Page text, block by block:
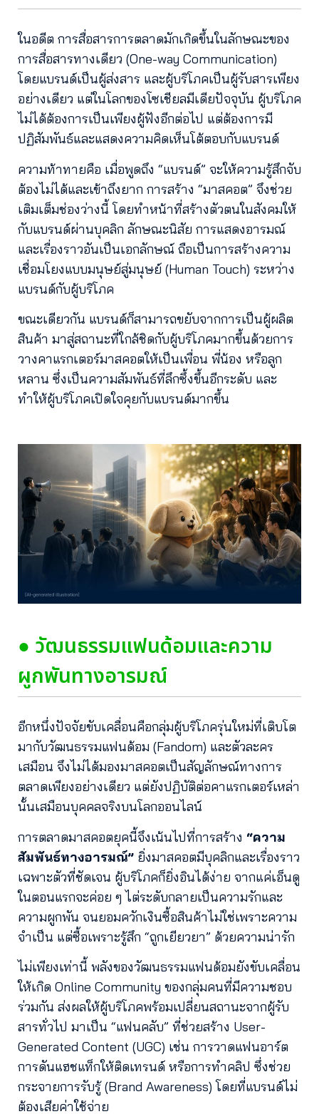
ในอดีต การสื่อสารการตลาดมักเกิดขึ้นในลักษณะของ
การสื่อสารทางเดียว (One-way Communication)
โดยแบรนด์เป็นผู้ส่งสาร และผู้บริโภคเป็นผู้รับสารเพียง
อย่างเดียว แต่ในโลกของโซเชียลมีเดียปัจจุบัน ผู้บริโภค
ไม่ได้ต้องการเป็นเพียงผู้ฟังอีกต่อไป แต่ต้องการมี
ปฏิสัมพันธ์และแสดงความคิดเห็นโต้ตอบกับแบรนด์
ความท้าทายคือ เมื่อพูดถึง “แบรนด์” จะให้ความรู้สึกจับ
ต้องไม่ได้และเข้าถึงยาก การสร้าง “มาสคอต” จึงช่วย
เติมเต็มช่องว่างนี้ โดยทำหน้าที่สร้างตัวตนในสังคมให้
กับแบรนด์ผ่านบุคลิก ลักษณะนิสัย การแสดงอารมณ์
และเรื่องราวอันเป็นเอกลักษณ์ ถือเป็นการสร้างความ
เชื่อมโยงแบบมนุษย์สู่มนุษย์ (Human Touch) ระหว่าง
แบรนด์กับผู้บริโภค
ขณะเดียวกัน แบรนด์ก็สามารถขยับจากการเป็นผู้ผลิต
สินค้า มาสู่สถานะที่ใกล้ชิดกับผู้บริโภคมากขึ้นด้วยการ
วางคาแรกเตอร์มาสคอตให้เป็นเพื่อน พี่น้อง หรือลูก
หลาน ซึ่งเป็นความสัมพันธ์ที่ลึกซึ้งขึ้นอีกระดับ และ
ทำให้ผู้บริโภคเปิดใจคุยกับแบรนด์มากขึ้น
● วัฒนธรรมแฟนด้อมและความ
ผูกพันทางอารมณ์
อีกหนึ่งปัจจัยขับเคลื่อนคือกลุ่มผู้บริโภครุ่นใหม่ที่เติบโต
มากับวัฒนธรรมแฟนด้อม (Fandom) และตัวละคร
เสมือน จึงไม่ได้มองมาสคอตเป็นสัญลักษณ์ทางการ
ตลาดเพียงอย่างเดียว แต่ยังปฏิบัติต่อคาแรกเตอร์เหล่า
นั้นเสมือนบุคคลจริงบนโลกออนไลน์
การตลาดมาสคอตยุคนี้จึงเน้นไปที่การสร้าง “ความ
สัมพันธ์ทางอารมณ์” ยิ่งมาสคอตมีบุคลิกและเรื่องราว
เฉพาะตัวที่ชัดเจน ผู้บริโภคก็ยิ่งอินได้ง่าย จากแค่เอ็นดู
ในตอนแรกจะค่อย ๆ ไต่ระดับกลายเป็นความรักและ
ความผูกพัน จนยอมควักเงินซื้อสินค้าไม่ใช่เพราะความ
จำเป็น แต่ซื้อเพราะรู้สึก “ถูกเยียวยา” ด้วยความน่ารัก
ไม่เพียงเท่านี้ พลังของวัฒนธรรมแฟนด้อมยังขับเคลื่อน
ให้เกิด Online Community ของกลุ่มคนที่มีความชอบ
ร่วมกัน ส่งผลให้ผู้บริโภคพร้อมเปลี่ยนสถานะจากผู้รับ
สารทั่วไป มาเป็น “แฟนคลับ” ที่ช่วยสร้าง User-
Generated Content (UGC) เช่น การวาดแฟนอาร์ต
การดันแฮชแท็กให้ติดเทรนด์ หรือการทำคลิป ซึ่งช่วย
กระจายการรับรู้ (Brand Awareness) โดยที่แบรนด์ไม่
ต้องเสียค่าใช้จ่าย